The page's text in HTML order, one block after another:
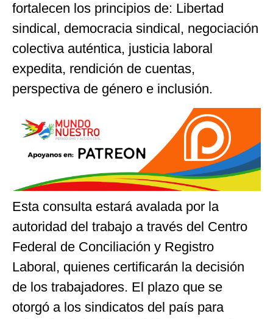
fortalecen los principios de: Libertad
sindical, democracia sindical, negociación
colectiva auténtica, justicia laboral
expedita, rendición de cuentas,
perspectiva de género e inclusión.
Esta consulta estará avalada por la
autoridad del trabajo a través del Centro
Federal de Conciliación y Registro
Laboral, quienes certificarán la decisión
de los trabajadores. El plazo que se
otorgó a los sindicatos del país para